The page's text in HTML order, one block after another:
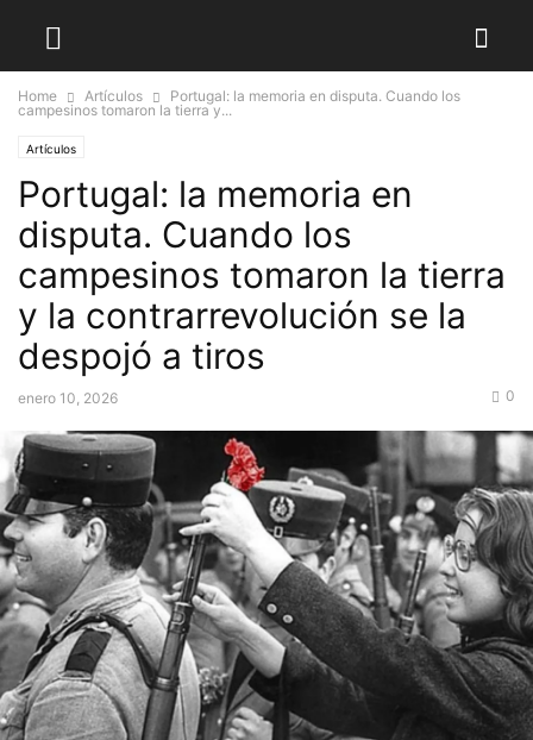
Home Artículos
Portugal: la memoria en disputa. Cuando los
campesinos tomaron la tierra y...
Artículos
Portugal: la memoria en
disputa. Cuando los
campesinos tomaron la tierra
y la contrarrevolución se la
despojó a tiros
enero 10, 2026 0